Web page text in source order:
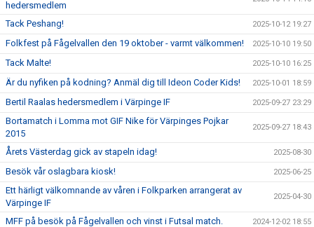
hedersmedlem
Tack Peshang! 2025-10-12 19:27
Folkfest på Fågelvallen den 19 oktober - varmt välkommen! 2025-10-10 19:50
Tack Malte! 2025-10-10 16:25
Är du nyfiken på kodning? Anmäl dig till Ideon Coder Kids! 2025-10-01 18:59
Bertil Raalas hedersmedlem i Värpinge IF 2025-09-27 23:29
Bortamatch i Lomma mot GIF Nike för Värpinges Pojkar
2015
2025-09-27 18:43
Årets Västerdag gick av stapeln idag! 2025-08-30
Besök vår oslagbara kiosk! 2025-06-25
Ett härligt välkomnande av våren i Folkparken arrangerat av
Värpinge IF
2025-04-30
MFF på besök på Fågelvallen och vinst i Futsal match. 2024-12-02 18:55